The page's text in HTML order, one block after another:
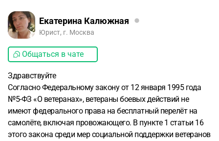
Екатерина Калюжная
Юрист, г. Москва
Общаться в чате
Здравствуйте
Согласно Федеральному закону от 12 января 1995 года
№5-ФЗ «О ветеранах», ветераны боевых действий не
имеют федерального права на бесплатный перелёт на
самолёте, включая провожающего. В пункте 1 статьи 16
этого закона среди мер социальной поддержки ветеранов